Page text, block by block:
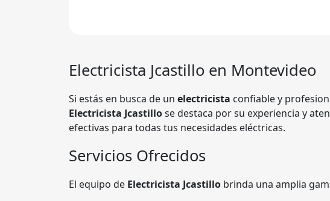
Electricista Jcastillo en Montevideo
Si estás en busca de un electricista confiable y
Electricista Jcastillose destaca por su experiencia y
efectivas para todas tus necesidades eléctricas.
Servicios Ofrecidos
El equipo de Electricista Jcastillo brinda una amplia